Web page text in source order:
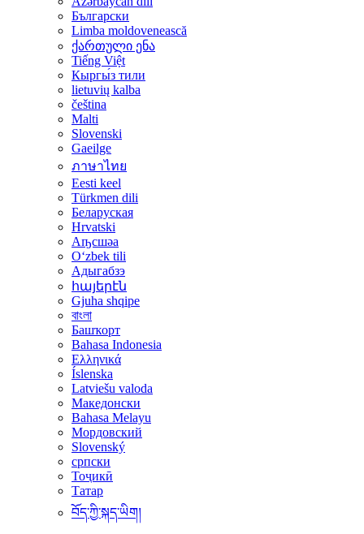
Български
Limba moldovenească
ქართული ენა
Tiếng Việt
Кыргы́з тили
lietuvių kalba
čeština
Malti
Slovenski
Gaeilge
ภาษาไทย
Eesti keel
Türkmen dili
Беларуская
Hrvatski
Аҧсшәа
Oʻzbek tili
Адыгабзэ
հայերէն
Gjuha shqipe
বাংলা
Башҡорт
Bahasa Indonesia
Ελληνικά
Íslenska
Latviešu valoda
Македонски
Bahasa Melayu
Мордовский
Slovenský
српски
Тоҷикӣ
Татар
བོད་ཀྱི་སྐད་ཡིག།